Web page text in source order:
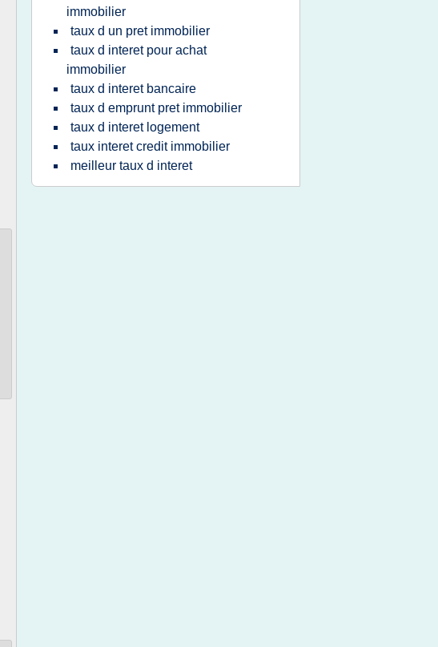
immobilier
taux d un pret immobilier
taux d interet pour achat
immobilier
taux d interet bancaire
taux d emprunt pret immobilier
taux d interet logement
taux interet credit immobilier
meilleur taux d interet